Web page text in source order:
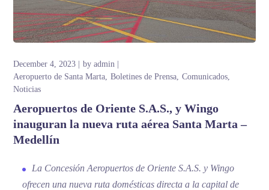
December 4, 2023 byadmin
Aeropuerto de Santa Marta
Boletines de Prensa
Comunicados
Noticias
Aeropuertos de Oriente S.A.S., y Wingo
inauguran la nueva ruta aérea Santa Marta –
Medellín
La Concesión Aeropuertos de Oriente S.A.S. y Wingo
ofrecen una nueva ruta domésticas directa a la capital de